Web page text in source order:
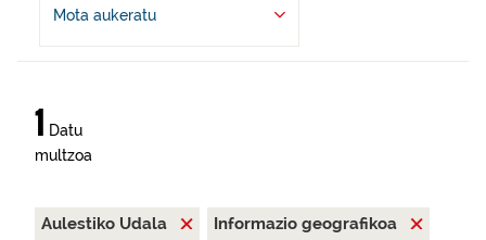
Mota aukeratu
1 Datu
multzoa
Aulestiko Udala
Informazio geografikoa